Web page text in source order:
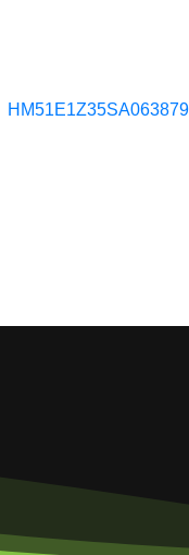
HM51E1Z35SA063879